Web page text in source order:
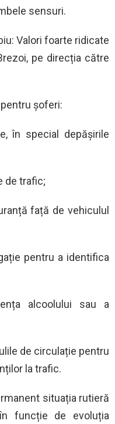
sensuri.
Valori foarte ridicate
pe direcția către
șoferi:
în special depășirile
de trafic;
față de vehiculul
pentru a identifica
alcoolului sau a
de circulație pentru
la trafic.
situația rutieră
funcție de evoluția